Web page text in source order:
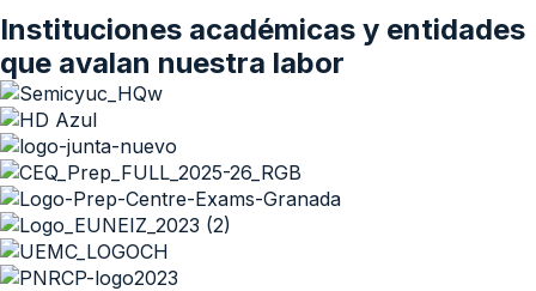
Instituciones académicas y entidades
que avalan nuestra labor